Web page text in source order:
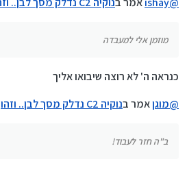
מוזמן אלי למעבדה
כנראה ה' לא רוצה שיבואו אליך
@מוגןאמר בנוקיה C2 נדלק מסך לבן.. וזהו
ב"ה חזר לעבוד!